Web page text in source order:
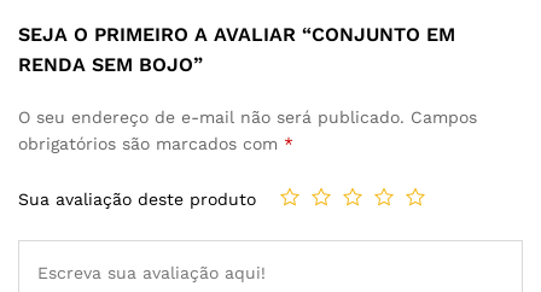
SEJA O PRIMEIRO A AVALIAR “CONJUNTO EM
RENDA SEM BOJO”
O seu endereço de e-mail não será publicado. Campos
obrigatórios são marcados com *
Sua avaliação deste produto